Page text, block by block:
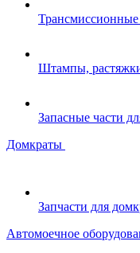
Штампы,
Запасные части
Домкраты
Запчасти для
Автомоечное